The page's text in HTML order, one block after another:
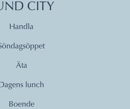
CITY
Handla
Äta
Dagens lunch
Boende